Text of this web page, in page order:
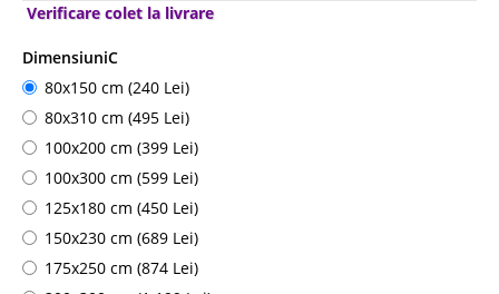
Verificare colet la livrare
DimensiuniC
80x150 cm (240 Lei)
80x310 cm (495 Lei)
100x200 cm (399 Lei)
100x300 cm (599 Lei)
125x180 cm (450 Lei)
150x230 cm (689 Lei)
175x250 cm (874 Lei)